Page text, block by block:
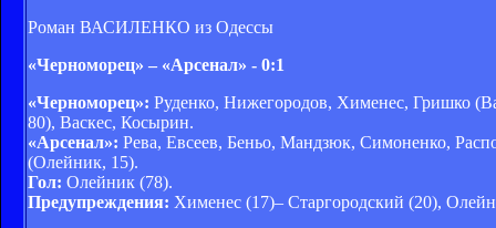
Роман ВАСИЛЕНКО из Одессы
«Черноморец» – «Арсенал» - 0:1
«Черноморец»: Руденко, Нижегородов, Хименес, Гришко
80), Васкес, Косырин.
«Арсенал»: Рева, Евсеев, Беньо, Мандзюк, Симоненко,
(Олейник, 15).
Гол: Олейник (78).
Предупреждения: Хименес (17)– Старгородский (20),